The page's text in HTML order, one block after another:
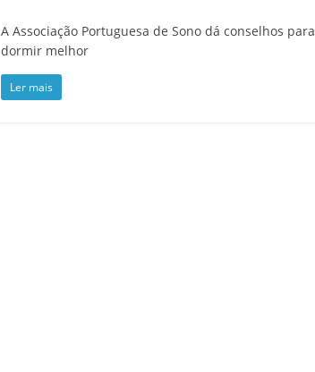
A Associação Portuguesa de Sono dá conselhos para
dormir melhor
Ler mais